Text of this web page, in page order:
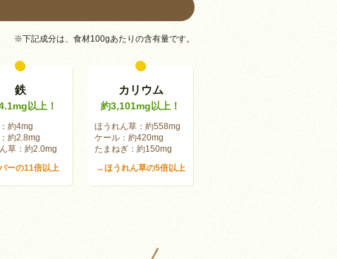
※下記成分は、食材100gあたりの含有量です。
鉄
以上！
約4mg
約2.8mg
草：約2.0mg
ーの11倍以上
カリウム
約3,101mg以上！
ほうれん草：約558mg
ケール：約420mg
たまねぎ：約150mg
→ほうれん草の5倍以上